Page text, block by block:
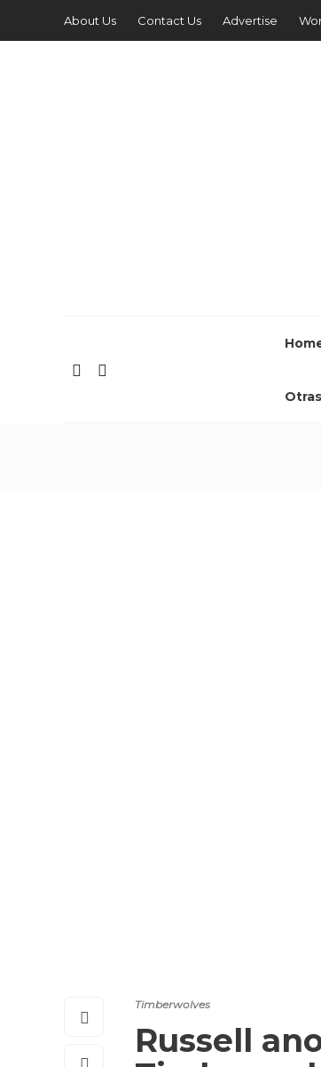
About Us Contact Us Advertise
Timberwolves
Russell